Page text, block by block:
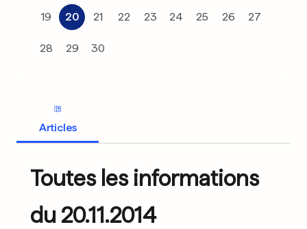
19 20 21 22 23 24 25 26 27
28 29 30
Articles
Toutes les informations
du 20.11.2014